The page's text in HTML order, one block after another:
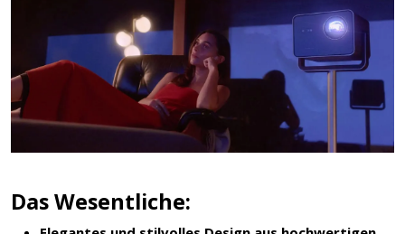
Das Wesentliche: